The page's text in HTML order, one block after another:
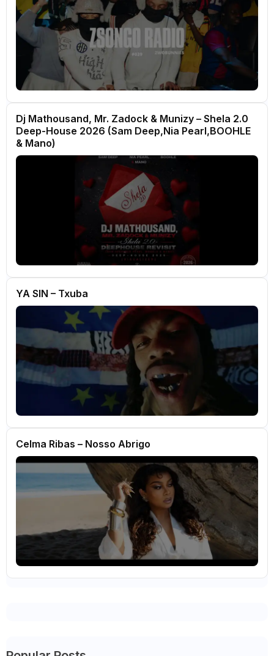
Dj Mathousand, Mr. Zadock & Munizy – Shela 2.0
Deep-House 2026 (Sam Deep,Nia Pearl,BOOHLE
& Mano)
YA SIN – Txuba
Celma Ribas – Nosso Abrigo